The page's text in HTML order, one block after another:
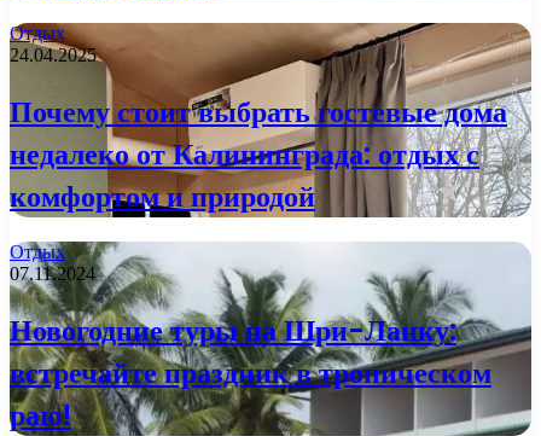
Отдых
24.04.2025
Почему стоит выбрать гостевые дома
недалеко от Калининграда: отдых с
комфортом и природой
Отдых
07.11.2024
Новогодние туры на Шри-Ланку:
встречайте праздник в тропическом
раю!